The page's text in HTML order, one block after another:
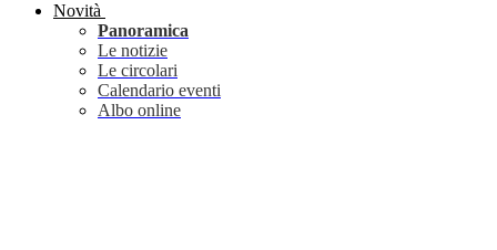
Novità
Panoramica
Le notizie
Le circolari
Calendario eventi
Albo online